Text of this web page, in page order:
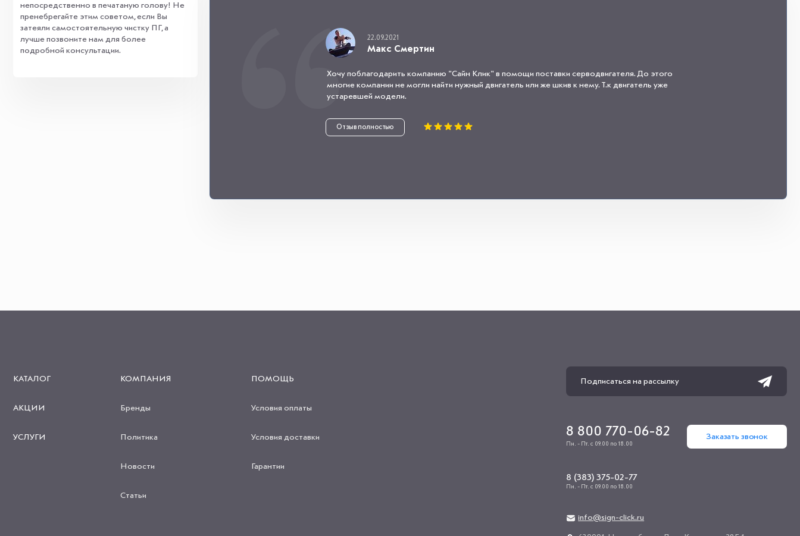
непосредственно в печатаную голову! Не
пренебрегайте этим советом, если Вы
затеяли самостоятельную чистку ПГ, а
лучше позвоните нам для более
подробной консультации.
22.09.2021
Макс Смертин
Хочу поблагодарить компанию "Сайн Клик" в помощи поставки серводвигателя. До этого
многие компании не могли найти нужный двигатель или же шкив к нему. Т.к двигатель уже
устаревшей модели.
Отзыв полностью
КАТАЛОГ
АКЦИИ
УСЛУГИ
КОМПАНИЯ
Бренды
Политика
Новости
Статьи
ПОМОЩЬ
Условия оплаты
Условия доставки
Гарантии
8 800 770-06-82
Пн. - Пт. с 09.00 по 18.00
Заказать звонок
8 (383) 375-02-77
Пн. - Пт. с 09.00 по 18.00
info@sign-click.ru